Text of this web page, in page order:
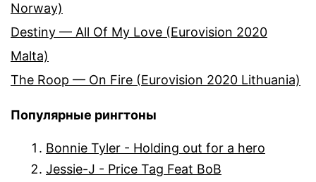
Norway)
Destiny — All Of My Love (Eurovision 2020
Malta)
The Roop — On Fire (Eurovision 2020 Lithuania)
Популярные рингтоны
Bonnie Tyler - Holding out for a hero
Jessie-J - Price Tag Feat BoB